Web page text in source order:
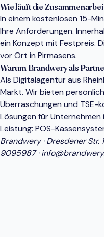
Wie läuft die
In einem kostenlosen 15-
Ihre Anforderungen.
ein Konzept mit Festpreis.
vor Ort in Pirmasens.
Warum Brandwery als
Als Digitalagentur aus
Markt. Wir bieten
Überraschungen und TSE-
Lösungen für Unternehmen
Leistung: POS-
Brandwery · Dresdener Str.
9095987·